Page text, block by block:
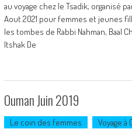
au voyage chez le Tsadik, organisé
Aout 2021 pour femmes et jeunes
les tombes de Rabbi Nahman, Baal
Itshak De
Ouman Juin 2019
Le coin des femmes Voyage à